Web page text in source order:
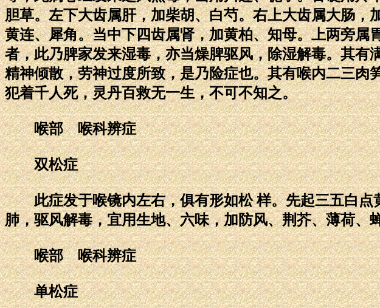
胆草。左下大齿属肝，加柴胡、白芍。右上大齿属大肠
黄连、犀角。当中下四齿属肾，加黄柏、知母。上两旁
者，此乃脾家发来湿毒，亦当燥脾驱风，除湿解毒。其
精神倾散，劳神过度所致，是乃险症也。其有喉内二三
犯着千人死，灵丹百救无一生，不可不知之。
喉部 喉科辨症
双松症
此症发于喉镜内左右，俱有形如松 样。先起三五白点
肺，驱风解毒，宜用生地、六味，加防风、荆芥、薄荷、
喉部 喉科辨症
单松症